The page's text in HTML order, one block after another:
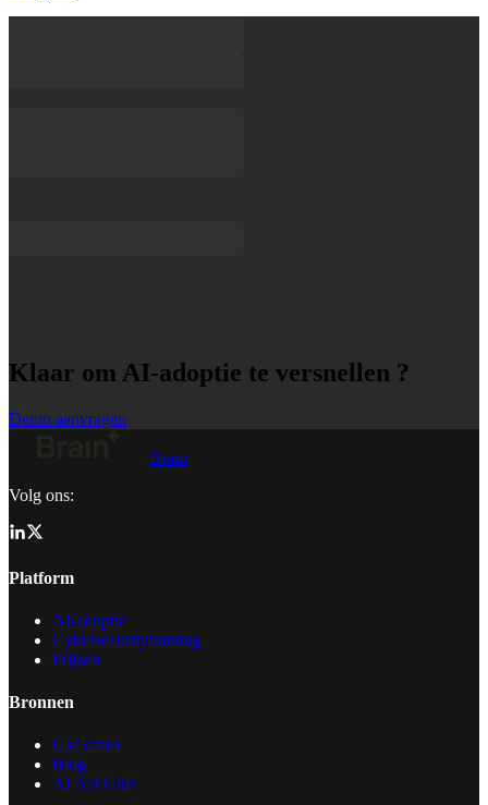
Klaar om AI-adoptie te versnellen ?
Demo aanvragen
Brain
Volg ons:
Platform
AI-adoptie
Cybersecuritytraining
Prijzen
Bronnen
Use cases
Blog
AI Act Gids